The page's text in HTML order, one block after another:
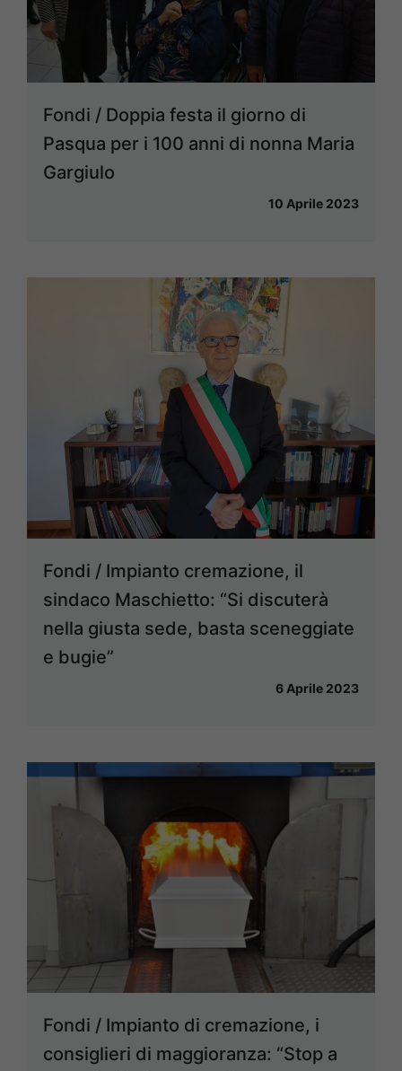
Fondi / Doppia festa il giorno di
Pasqua per i 100 anni di nonna Maria
Gargiulo
10 Aprile 2023
Fondi / Impianto cremazione, il
sindaco Maschietto: “Si discuterà
nella giusta sede, basta sceneggiate
e bugie”
6 Aprile 2023
Fondi / Impianto di cremazione, i
consiglieri di maggioranza: “Stop a